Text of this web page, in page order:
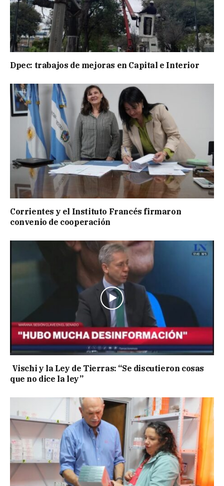
Dpec: trabajos de mejoras en Capital e Interior
Corrientes y el Instituto Francés firmaron
convenio de cooperación
Vischi y la Ley de Tierras: “Se discutieron cosas
que no dice la ley”